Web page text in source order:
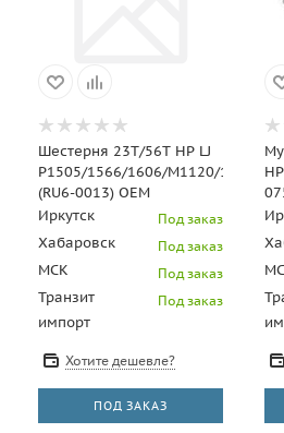
Шестерня 23T/56T HP LJ
P1505/1566/1606/M1120/1522/
(RU6-0013) OEM
Иркутск
Под заказ
Хабаровск Под заказ
МСК Под заказ
Транзит
импорт
Под заказ
Хотите дешевле?
ПОД ЗАКАЗ